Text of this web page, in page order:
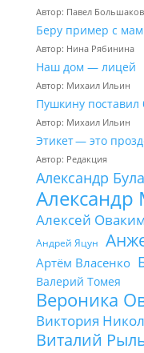
Автор: Павел Большаков
Беру пример с
Автор: Нина Рябинина
Наш дом — лицей
Автор: Михаил Ильин
Пушкину поставил
Автор: Михаил Ильин
Этикет — это
Автор: Редакция
Александр
Александр
Алексей
Андрей Яцун
Артём Власенко
Валерий Томея
Вероника
Виктория
Виталий